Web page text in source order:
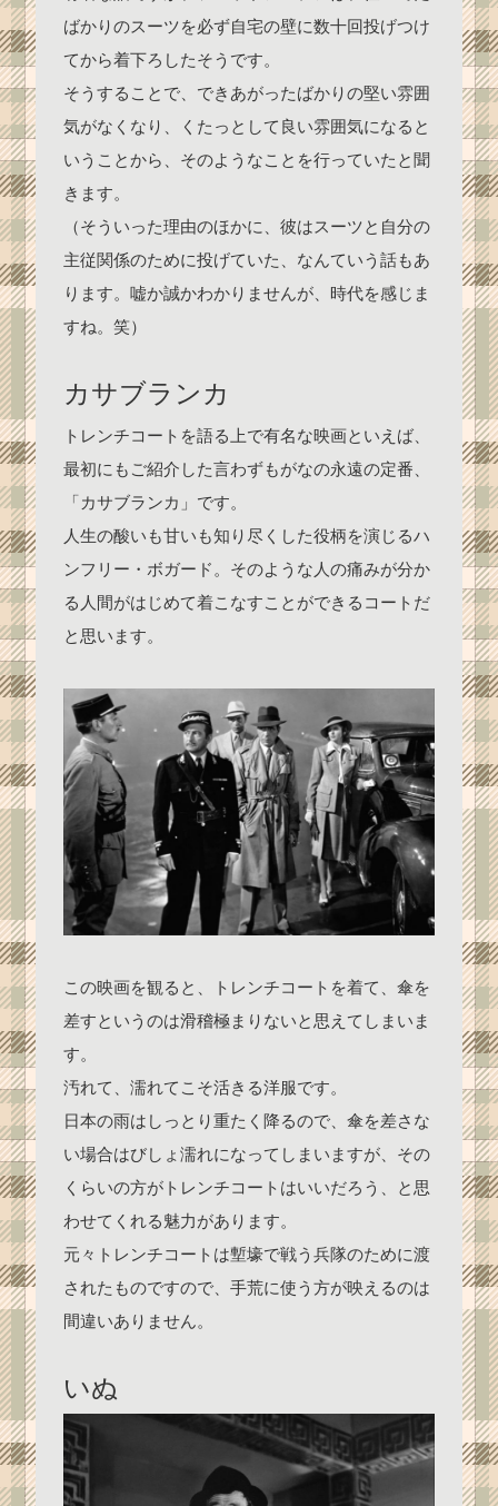
ばかりのスーツを必ず自宅の壁に数十回投げつけ
てから着下ろしたそうです。
そうすることで、できあがったばかりの堅い雰囲
気がなくなり、くたっとして良い雰囲気になると
いうことから、そのようなことを行っていたと聞
きます。
（そういった理由のほかに、彼はスーツと自分の
主従関係のために投げていた、なんていう話もあ
ります。嘘か誠かわかりませんが、時代を感じま
すね。笑）
カサブランカ
トレンチコートを語る上で有名な映画といえば、
最初にもご紹介した言わずもがなの永遠の定番、
「カサブランカ」です。
人生の酸いも甘いも知り尽くした役柄を演じるハ
ンフリー・ボガード。そのような人の痛みが分か
る人間がはじめて着こなすことができるコートだ
と思います。
この映画を観ると、トレンチコートを着て、傘を
差すというのは滑稽極まりないと思えてしまいま
す。
汚れて、濡れてこそ活きる洋服です。
日本の雨はしっとり重たく降るので、傘を差さな
い場合はびしょ濡れになってしまいますが、その
くらいの方がトレンチコートはいいだろう、と思
わせてくれる魅力があります。
元々トレンチコートは塹壕で戦う兵隊のために渡
されたものですので、手荒に使う方が映えるのは
間違いありません。
いぬ